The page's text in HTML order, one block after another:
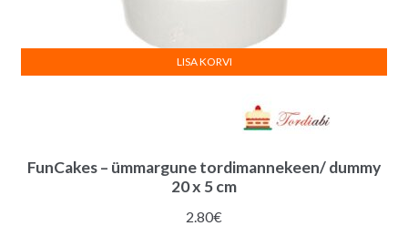
FunCakes – ümmargune tordimannekeen/ dummy
20 x 5 cm
2.80€
LISA KORVI